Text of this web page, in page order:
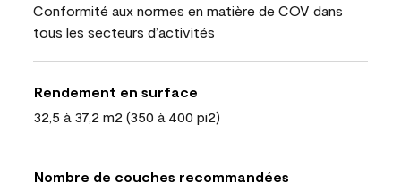
Conformité aux normes en matière de COV dans
tous les secteurs d’activités
Rendement en surface
32,5 à 37,2 m2 (350 à 400 pi2)
Nombre de couches recommandées